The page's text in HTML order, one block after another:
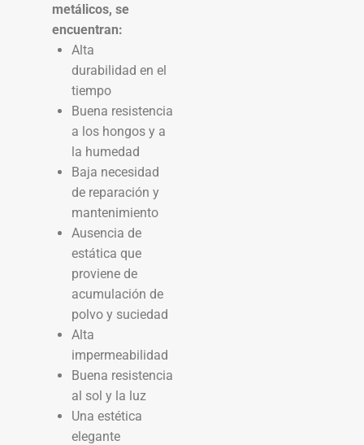
metálicos, se
encuentran:
Alta
durabilidad en el
tiempo
Buena resistencia
a los hongos y a
la humedad
Baja necesidad
de reparación y
mantenimiento
Ausencia de
estática que
proviene de
acumulación de
polvo y suciedad
Alta
impermeabilidad
Buena resistencia
al sol y la luz
Una estética
elegante